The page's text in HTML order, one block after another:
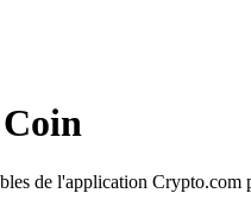
Coin
de l'application